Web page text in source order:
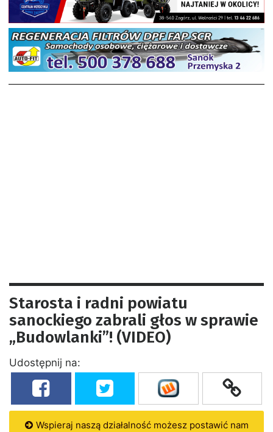
Starosta i radni powiatu
sanockiego zabrali głos w sprawie
„Budowlanki”! (VIDEO)
Udostępnij na:
Wspieraj naszą działalność możesz postawić nam